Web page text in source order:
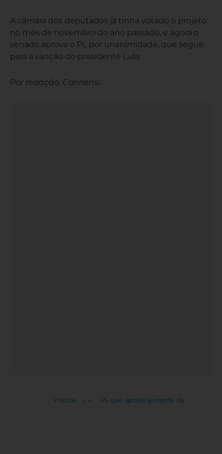
A câmara dos deputados já tinha votado o projeto
no mês de novembro do ano passado, e agora o
senado aprova o PL por unanimidade, que segue
para a sanção do presidente Lula.
Por redação: Caririensi.
Política >> PL que aprova aumento da